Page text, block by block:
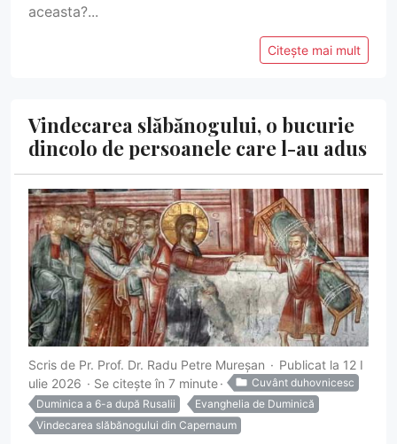
aceasta?...
Citește mai mult
Vindecarea slăbănogului, o bucurie
dincolo de persoanele care l-au adus
Scris de Pr. Prof. Dr. Radu Petre Mureșan
Publicat la 12 I
ulie 2026
Se citește în 7 minute
Cuvânt duhovnicesc
Duminica a 6-a după Rusalii
Evanghelia de Duminică
Vindecarea slăbănogului din Capernaum